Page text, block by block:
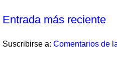
Entrada más reciente
Suscribirse a: Comentarios de